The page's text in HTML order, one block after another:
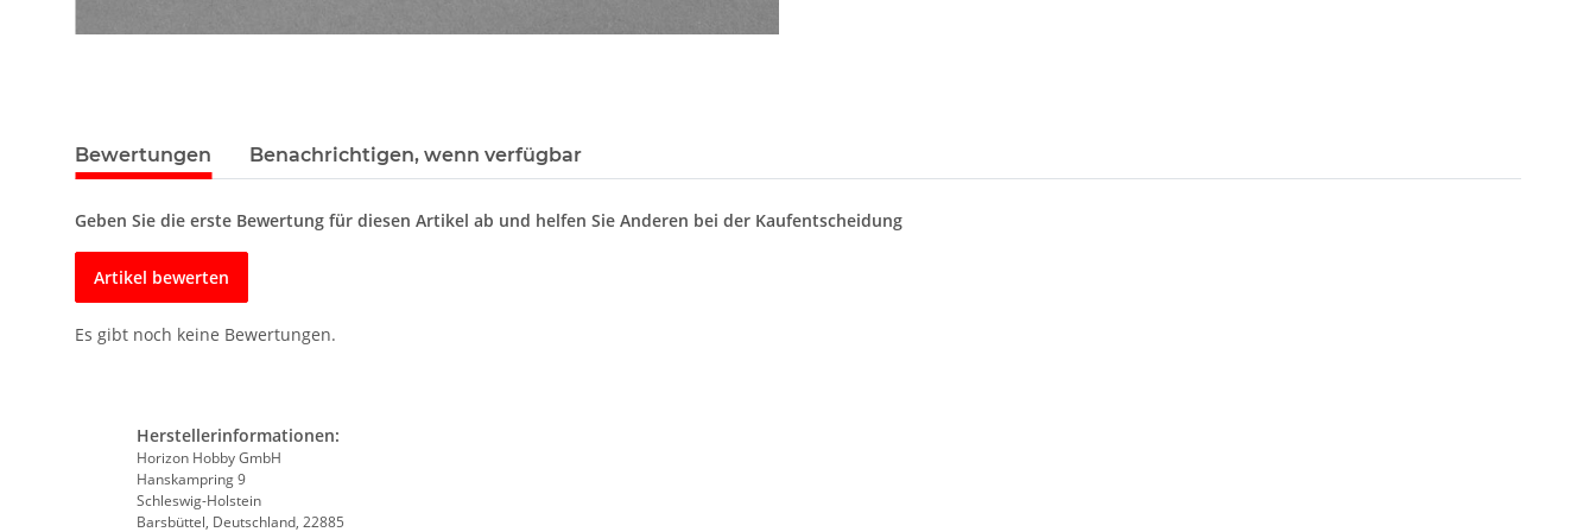
Bewertungen Benachrichtigen, wenn verfügbar
Geben Sie die erste Bewertung für diesen Artikel ab und helfen Sie Anderen bei der Kaufentscheidung
Artikel bewerten
Es gibt noch keine Bewertungen.
Herstellerinformationen:
Horizon Hobby GmbH
Hanskampring 9
Schleswig-Holstein
Barsbüttel, Deutschland, 22885